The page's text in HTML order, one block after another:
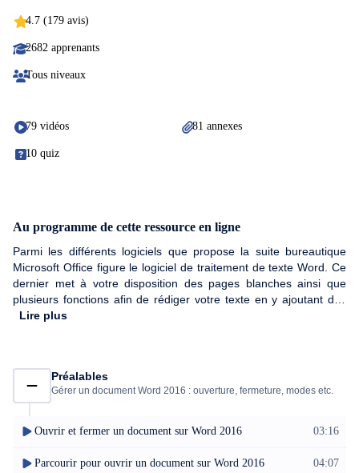
4.7 (179 avis)
2682 apprenants
Tous niveaux
79 vidéos 81 annexes
10 quiz
Au programme de cette ressource en ligne
Parmi les différents logiciels que propose la suite bureautique
Microsoft Office figure le logiciel de traitement de texte Word. Ce
dernier met à votre disposition des pages blanches ainsi que
plusieurs fonctions afin de rédiger votre texte en y ajoutant des
styles visuels. Dans ce cours pour débutants, notre experte Alice
créer des tableaux et insérer des images ! N'attendez plus pour
apprendre à créer des documents de qualités en toute simplicité.
Lire plus
Préalables
Gérer un document Word 2016 : ouverture, fermeture, modes etc.
Ouvrir et fermer un document sur Word 2016 03:16
Parcourir pour ouvrir un document sur Word 2016 04:07